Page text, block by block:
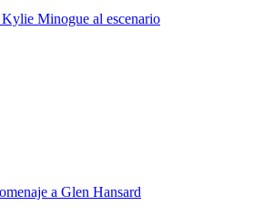
Minogue al escenario
a Glen Hansard